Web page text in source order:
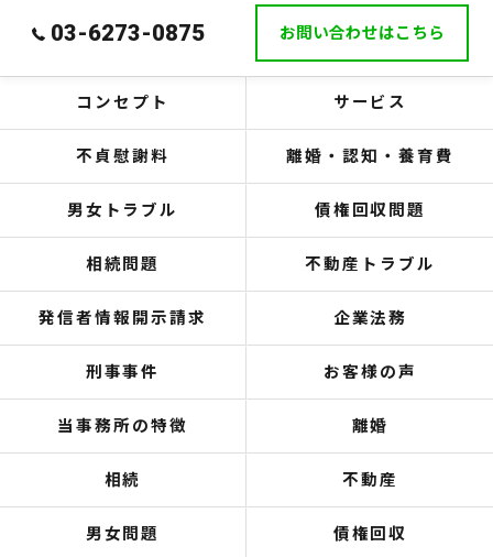
03-6273-0875 お問い合わせはこちら
コンセプト サービス
不貞慰謝料 離婚・認知・養育費
男女トラブル 債権回収問題
相続問題 不動産トラブル
発信者情報開示請求 企業法務
刑事事件 お客様の声
当事務所の特徴 離婚
相続 不動産
男女問題 債権回収